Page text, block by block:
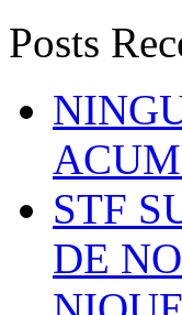
Posts
STF
DE